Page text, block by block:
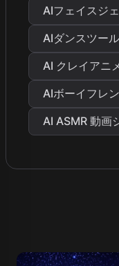
AIフェイスジ
AIダンスツール
AI クレイアニ
AIボーイフレ
AI ASMR 動画